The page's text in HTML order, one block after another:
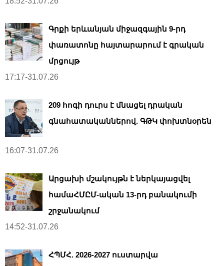
Գրքի երևանյան միջազգային 9-րդ
փառատոնը հայտարարում է գրական
մրցույթ
17:17-31.07.26
209 հոգի դուրս է մնացել դրական
գնահատականներով. ԳԹԿ փոխտնօրեն
16:07-31.07.26
Արցախի մշակույթն է ներկայացվել
համաՀՄԸՄ-ական 13-րդ բանակումի
շրջանակում
14:52-31.07.26
ՀՊՄՀ. 2026-2027 ուստարվա